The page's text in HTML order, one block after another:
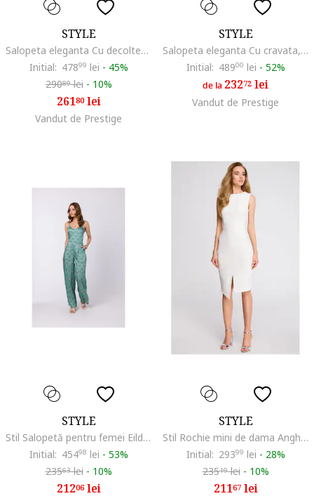
STYLE
Salopeta eleganta Cu decolteu in V, Poliester, Viscoza, Verde.
Initial: 47899 lei - 45%
29089lei - 10%
26180lei
Vandut de Prestige
STYLE
Salopeta eleganta Cu cravata, Viscoza, Verde
Initial: 48900 lei - 52%
de la 23272 lei
Vandut de Prestige
STYLE
Stil Salopetă pentru femei Eild S334 turcoaz, Verde
Initial: 45498 lei - 53%
23563lei - 10%
21206lei
STYLE
Stil Rochie mini de dama Anghangwain S105 ecru, Alb
Initial: 29399 lei - 28%
23519lei - 10%
21167lei